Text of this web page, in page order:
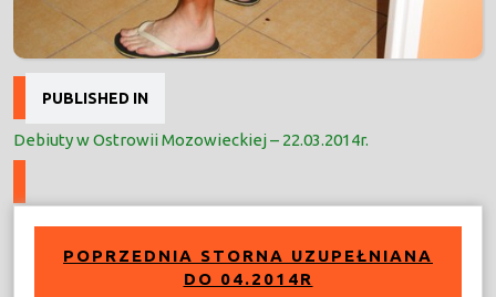
Nawigacja
wpisu
PUBLISHED IN
Debiuty w Ostrowii Mozowieckiej – 22.03.2014r.
POPRZEDNIA STORNA UZUPEŁNIANA
DO 04.2014R